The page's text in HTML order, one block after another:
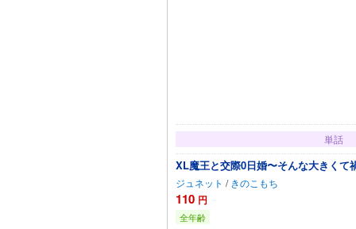
単話
XL魔王と交際0日婚〜そんな大きくて
ジュネット / きのこもち
110 円
全年齢